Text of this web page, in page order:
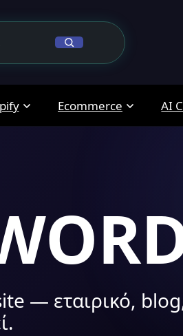
Ecommerce AI
— εταιρικό,